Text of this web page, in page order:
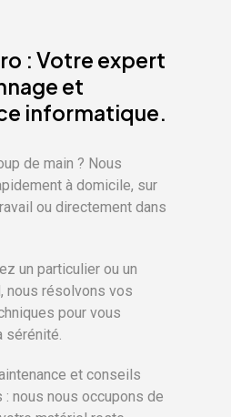
: Votre expert
et
informatique.
de main ? Nous
à domicile, sur
ou directement dans
un particulier ou un
nous résolvons vos
pour vous
sérénité.
et conseils
nous nous occupons de